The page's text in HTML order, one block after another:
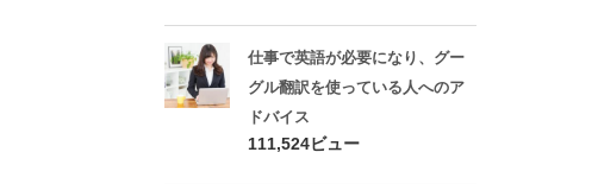
仕事で英語が必要になり、グー
グル翻訳を使っている人へのア
ドバイス
111,524ビュー